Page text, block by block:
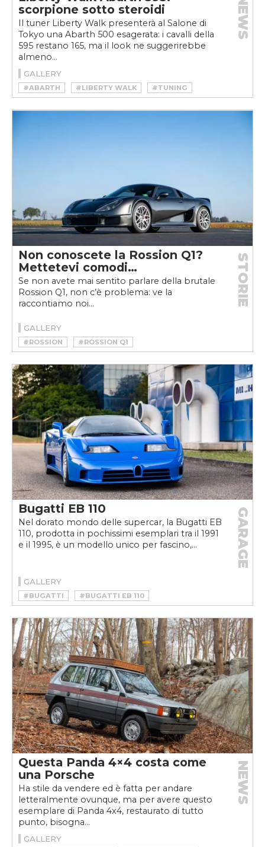
scorpione sotto steroidi
Il tuner Liberty Walk presenterà al Salone di
Tokyo una Abarth 500 esagerata: i cavalli della
595 restano 165, ma il look ne suggerirebbe
almeno...
NEWS
GALLERY
#ABARTH #LIBERTY WALK #TUNING
Non conoscete la Rossion Q1?
Mettetevi comodi…
Se non avete mai sentito parlare della brutale
Rossion Q1, non c’è problema: ve la
raccontiamo noi…
STORIE
GALLERY
#ROSSION #ROSSION Q1
Bugatti EB 110
Nel dorato mondo delle supercar, la Bugatti EB
110, prodotta in pochissimi esemplari tra il 1991
e il 1995, è un modello unico per fascino,...
GARAGE
GALLERY
#BUGATTI
#BUGATTI EB 110
#BUGATTI EB 110 STORIA
Questa Panda 4×4 costa come
una Porsche
Ha stile da vendere ed è fatta per andare
letteralmente ovunque, ma per avere questo
esemplare di Panda 4x4, restaurato di tutto
punto, bisogna...
NEWS
GALLERY